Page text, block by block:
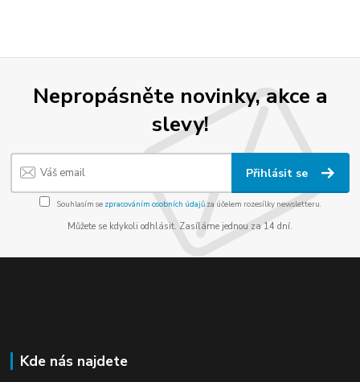
Nepropásněte novinky, akce a
slevy!
Přihlásit se
Souhlasím se zpracováním osobních údajůza účelem rozesílky newsletteru.
Můžete se kdykoli odhlásit. Zasíláme jednou za 14 dní.
Kde nás najdete